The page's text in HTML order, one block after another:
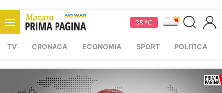
35 °C
TV CRONACA ECONOMIA SPORT POLITICA